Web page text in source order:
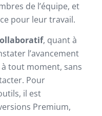
de l’équipe, et
pour leur travail.
, quant à
l’avancement
tout moment, sans
Pour
il est
Premium,